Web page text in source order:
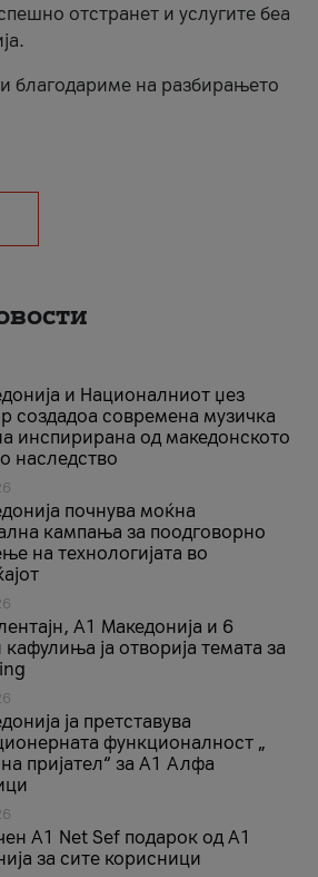
отстранет и услугите беа
благодариме на разбирањето
и Националниот џез
создадоа современа музичка
инспирирана од македонското
наследство
почнува моќна
кампања за поодговорно
на технологијата во
A1 Македонија и 6
кафулиња ја отворија темата за
ја претставува
функционалност „
пријател“ за А1 Алфа
A1 Net Sеf подарок од А1
за сите корисници